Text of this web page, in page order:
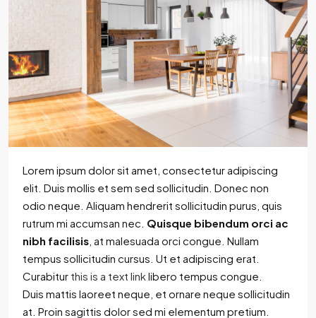
Lorem ipsum dolor sit amet, consectetur adipiscing
elit. Duis mollis et sem sed sollicitudin. Donec non
odio neque. Aliquam hendrerit sollicitudin purus, quis
rutrum mi accumsan nec. Quisque bibendum orci ac
nibh facilisis , at malesuada orci congue. Nullam
tempus sollicitudin cursus. Ut et adipiscing erat.
Curabitur this is a text linklibero tempus congue.
Duis mattis laoreet neque, et ornare neque sollicitudin
at. Proin sagittis dolor sed mi elementum pretium.